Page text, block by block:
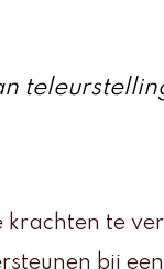
krachten te
bij